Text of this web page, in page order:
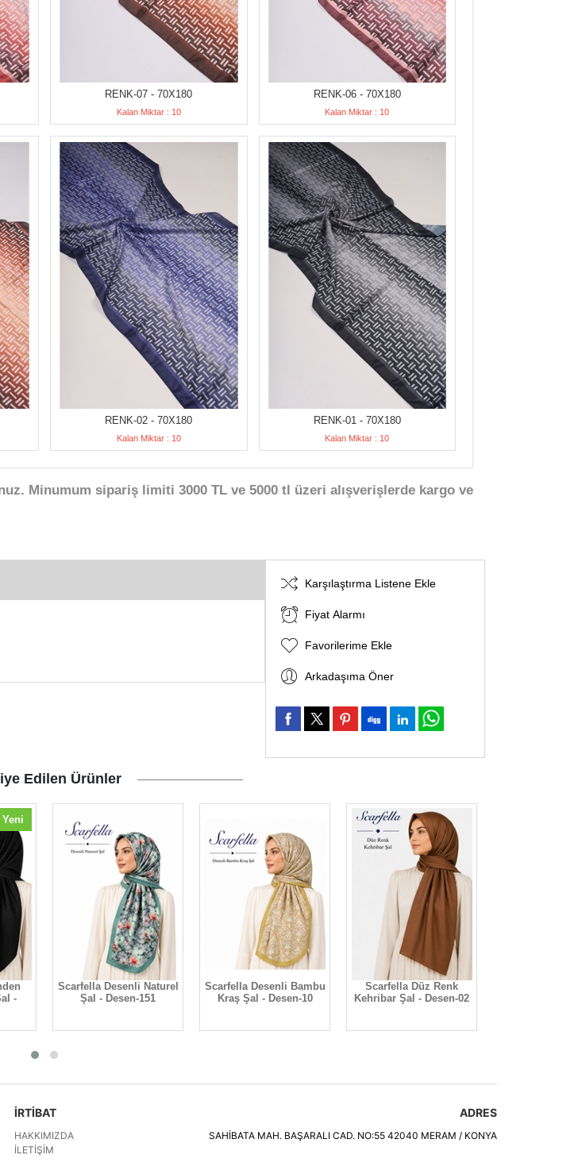
RENK-07 - 70X180
Kalan Miktar : 10
RENK-06 - 70X180
Kalan Miktar : 10
RENK-02 - 70X180
Kalan Miktar : 10
RENK-01 - 70X180
Kalan Miktar : 10
Minumum sipariş limiti 3000 TL ve 5000 tl üzeri alışverişlerde kargo ve
Karşılaştırma Listene Ekle
Fiyat Alarmı
Favorilerime Ekle
Arkadaşıma Öner
Edilen Ürünler
Yeni
-
Scarfella Desenli Naturel
Şal - Desen-151
Scarfella Desenli Bambu
Kraş Şal - Desen-10
Scarfella Düz Renk
Kehribar Şal - Desen-02
İRTİBAT
HAKKIMIZDA
İLETIŞIM
ADRES
SAHİBATA MAH. BAŞARALI CAD. NO:55 42040 MERAM / KONYA